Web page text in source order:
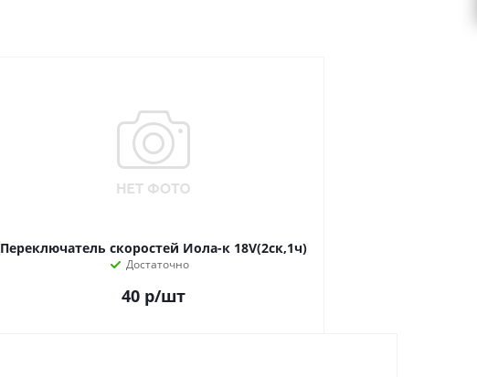
Переключатель скоростей Иола-к 18V(2ск,1ч)
Достаточно
40 р/шт